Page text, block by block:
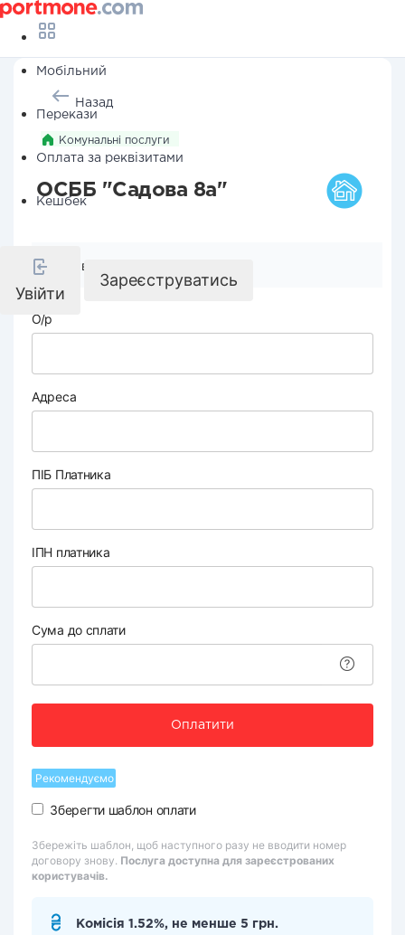
Мобільний
Перекази
Оплата за реквізитами
Кешбек
Увійти
Зареєструватись
Назад
Комунальні послуги
ОСББ "Садова 8а"
Реквізити компанії
О/р
Адреса
ПІБ Платника
ІПН платника
Сума до сплати
Оплатити
Рекомендуємо
Зберегти шаблон оплати
Збережіть шаблон, щоб наступного разу не вводити номер
договору знову. Послуга доступна для зареєстрованих
користувачів.
Комісія 1.52%, не менше 5 грн.